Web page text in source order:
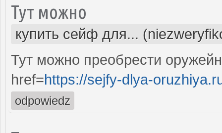
Тут можно
купить сейф для...
Тут можно преобрести
href=https://sejfy-dlya-
odpowiedz